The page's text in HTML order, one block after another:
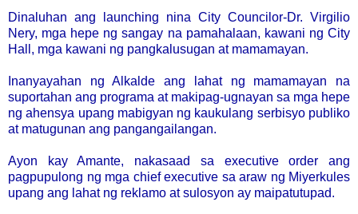
Dinaluhan ang launching nina City Councilor-Dr. Virgilio
Nery, mga hepe ng sangay na pamahalaan, kawani ng City
Hall, mga kawani ng pangkalusugan at mamamayan.
Inanyayahan ng Alkalde ang lahat ng mamamayan na
suportahan ang programa at makipag-ugnayan sa mga hepe
ng ahensya upang mabigyan ng kaukulang serbisyo publiko
at matugunan ang pangangailangan.
Ayon kay Amante, nakasaad sa executive order ang
pagpupulong ng mga chief executive sa araw ng Miyerkules
upang ang lahat ng reklamo at sulosyon ay maipatutupad.